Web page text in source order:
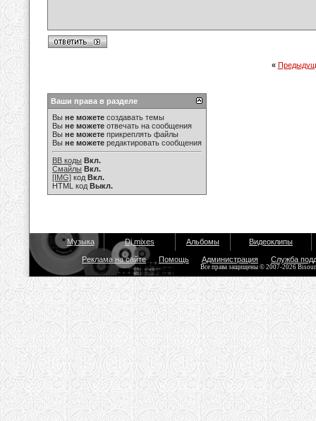
«
Ваши права в разделе
Вы не можете создавать темы
Вы не можете отвечать на сообщения
Вы не можете прикреплять файлы
Вы не можете редактировать сообщения
BB коды Вкл.
Смайлы Вкл.
[IMG] код Вкл.
HTML код Выкл.
Музыка Dj mixes Альбомы Видеоклипы
Реклама на сайте Помощь Администрация Служба
Все права защищены © 2007-2026